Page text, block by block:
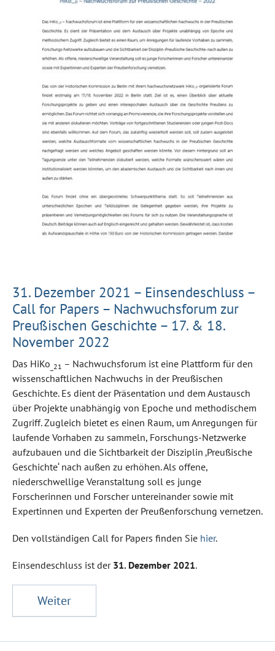
31. Dezember 2021 – Einsendeschluss –
Call for Papers – Nachwuchsforum zur
Preußischen Geschichte – 17. & 18.
November 2022
Das HiKo _21 – Nachwuchsforum ist eine Plattform für den
wissenschaftlichen Nachwuchs in der Preußischen
Geschichte. Es dient der Präsentation und dem Austausch
über Projekte unabhängig von Epoche und methodischem
Zugriff. Zugleich bietet es einen Raum, um Anregungen für
laufende Vorhaben zu sammeln, Forschungs-Netzwerke
aufzubauen und die Sichtbarkeit der Disziplin ‚Preußische
Geschichte‘ nach außen zu erhöhen. Als offene,
niederschwellige Veranstaltung soll es junge
Forscherinnen und Forscher untereinander sowie mit
Expertinnen und Experten der Preußenforschung vernetzen.
Den vollständigen Call for Papers finden Sie hier.
Einsendeschluss ist der 31. Dezember 2021.
Weiter